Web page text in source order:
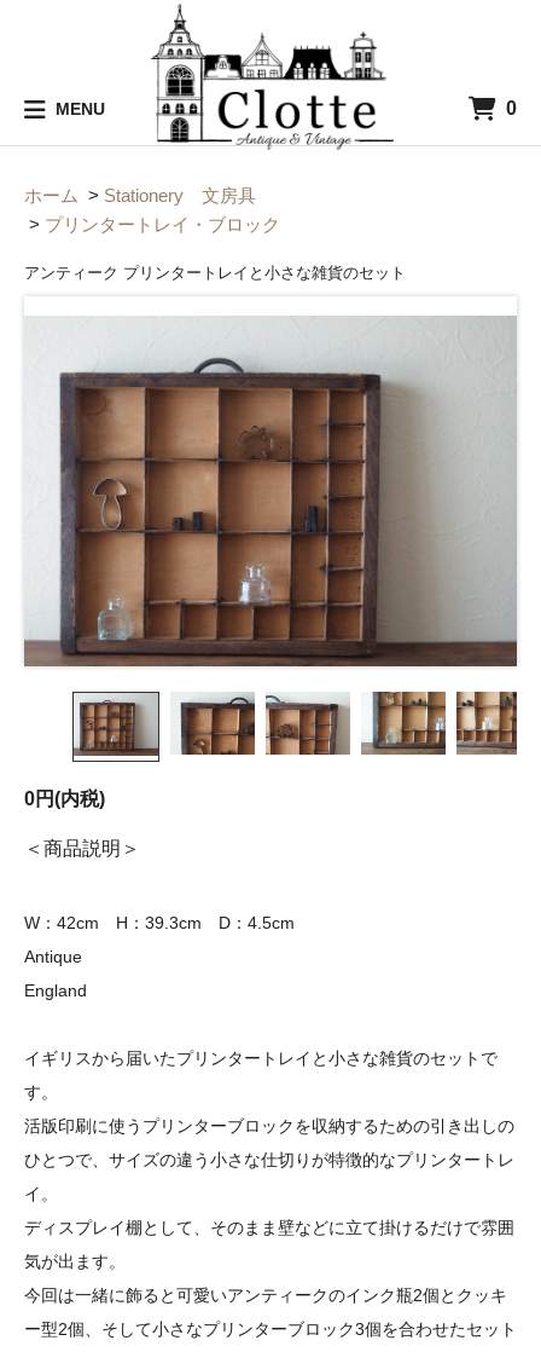
MENU 0
ホーム > Stationery 文房具
> プリンタートレイ・ブロック
アンティーク プリンタートレイと小さな雑貨のセット
0円(内税)
商品説明
W：42cm H：39.3cm D：4.5cm
Antique
England
イギリスから届いたプリンタートレイと小さな雑貨のセットで
す。
活版印刷に使うプリンターブロックを収納するための引き出しの
ひとつで、サイズの違う小さな仕切りが特徴的なプリンタートレ
イ。
ディスプレイ棚として、そのまま壁などに立て掛けるだけで雰囲
気が出ます。
今回は一緒に飾ると可愛いアンティークのインク瓶2個とクッキ
ー型2個、そして小さなプリンターブロック3個を合わせたセット